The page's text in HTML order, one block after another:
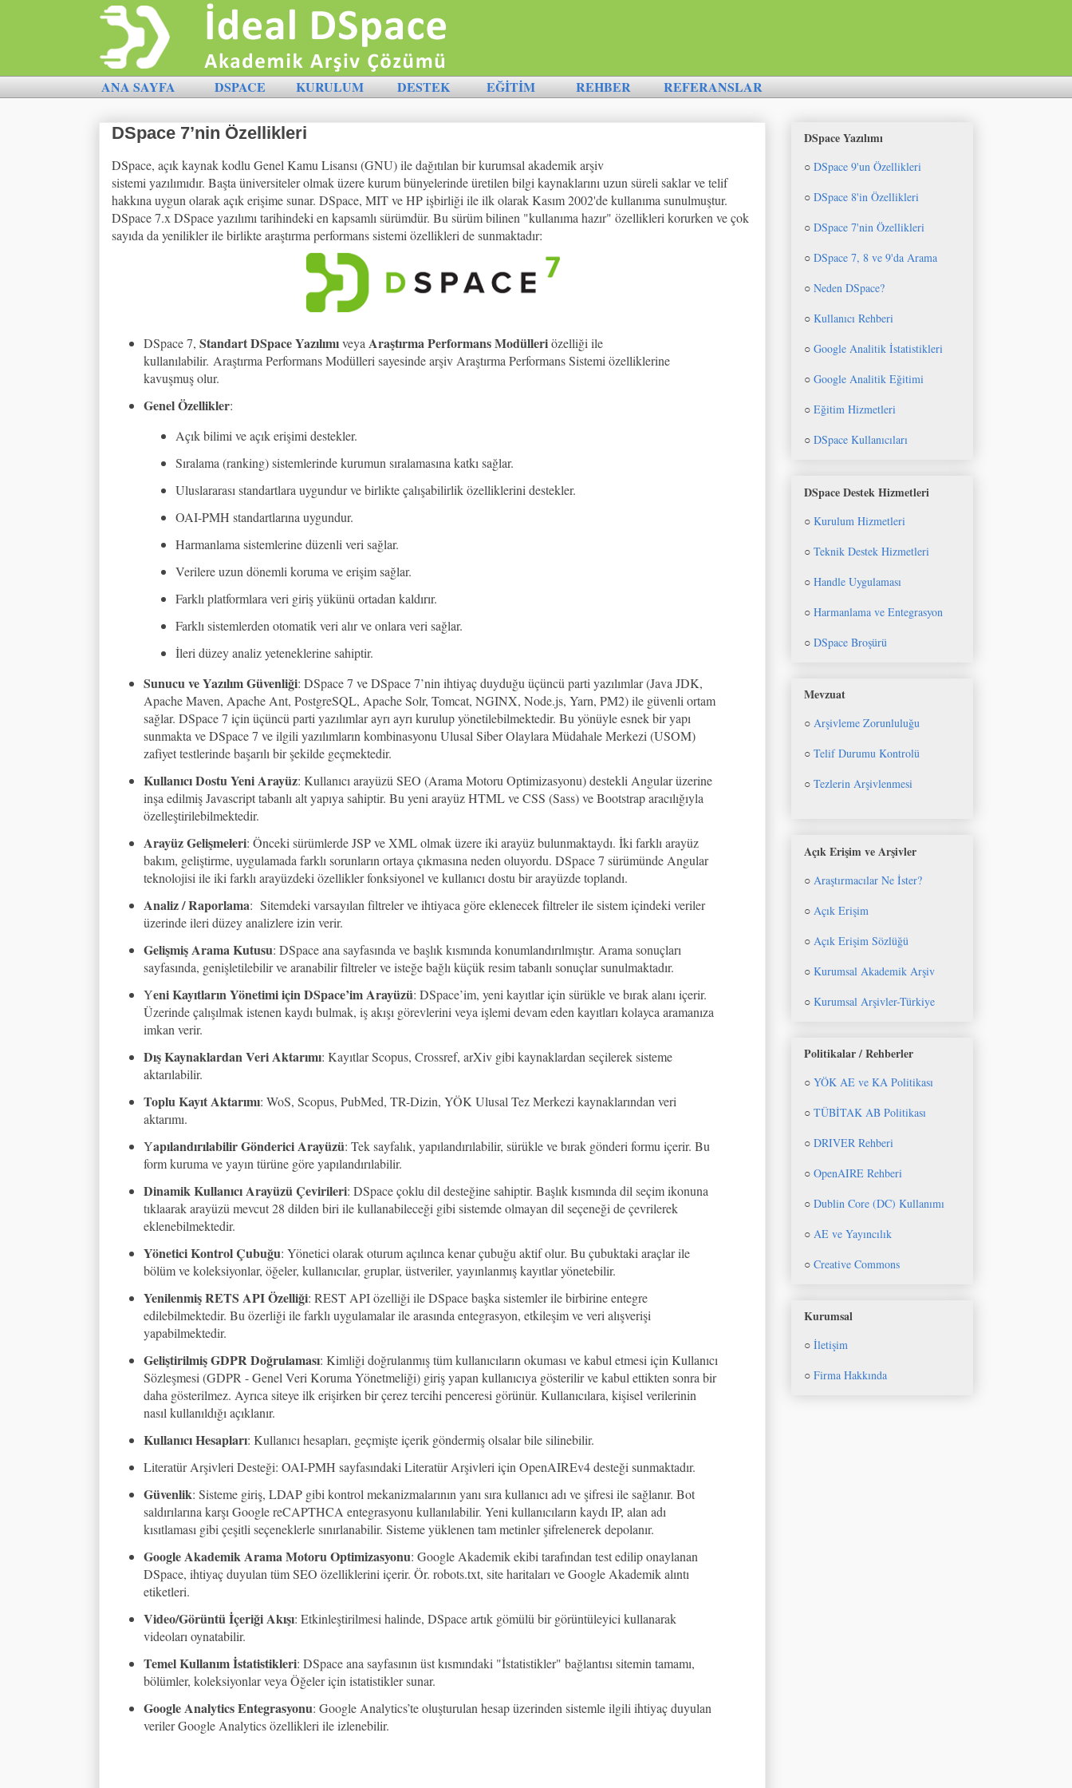
ANA SAYFA DSPACE KURULUM DESTEK EĞİTİM REHBER REFERANSLAR
DSpace 7’nin Özellikleri
DSpace, açık kaynak kodlu Genel Kamu Lisansı (GNU) ile dağıtılan bir kurumsal akademik arşiv
sistemi yazılımıdır. Başta üniversiteler olmak üzere kurum bünyelerinde üretilen bilgi kaynaklarını uzun süreli saklar ve telif
hakkına uygun olarak açık erişime sunar. DSpace, MIT ve HP işbirliği ile ilk olarak Kasım 2002'de kullanıma sunulmuştur.
DSpace 7.x DSpace yazılımı tarihindeki en kapsamlı sürümdür. Bu sürüm bilinen "kullanıma hazır" özellikleri korurken ve çok
sayıda da yenilikler ile birlikte araştırma performans sistemi özellikleri de sunmaktadır:
DSpace 7, Standart DSpace Yazılımıveya Araştırma Performans Modülleriözelliği ile
kullanılabilir. Araştırma Performans Modülleri sayesinde arşiv Araştırma Performans Sistemi özelliklerine
kavuşmuş olur.
Genel Özellikler:
Açık bilimi ve açık erişimi destekler.
Sıralama (ranking) sistemlerinde kurumun sıralamasına katkı sağlar.
Uluslararası standartlara uygundur ve birlikte çalışabilirlik özelliklerini destekler.
OAI-PMH standartlarına uygundur.
Harmanlama sistemlerine düzenli veri sağlar.
Verilere uzun dönemli koruma ve erişim sağlar.
Farklı platformlara veri giriş yükünü ortadan kaldırır.
Farklı sistemlerden otomatik veri alır ve onlara veri sağlar.
İleri düzey analiz yeteneklerine sahiptir.
Sunucu ve Yazılım Güvenliği: DSpace 7 ve DSpace 7’nin ihtiyaç duyduğu üçüncü parti yazılımlar (Java JDK,
Apache Maven, Apache Ant, PostgreSQL, Apache Solr, Tomcat, NGINX, Node.js, Yarn, PM2) ile güvenli ortam
sağlar. DSpace 7 için üçüncü parti yazılımlar ayrı ayrı kurulup yönetilebilmektedir. Bu yönüyle esnek bir yapı
sunmakta ve DSpace 7 ve ilgili yazılımların kombinasyonu Ulusal Siber Olaylara Müdahale Merkezi (USOM)
zafiyet testlerinde başarılı bir şekilde geçmektedir.
Kullanıcı Dostu Yeni Arayüz: Kullanıcı arayüzü SEO (Arama Motoru Optimizasyonu) destekli Angular üzerine
inşa edilmiş Javascript tabanlı alt yapıya sahiptir. Bu yeni arayüz HTML ve CSS (Sass) ve Bootstrap aracılığıyla
özelleştirilebilmektedir.
Arayüz Gelişmeleri: Önceki sürümlerde JSP ve XML olmak üzere iki arayüz bulunmaktaydı. İki farklı arayüz
bakım, geliştirme, uygulamada farklı sorunların ortaya çıkmasına neden oluyordu. DSpace 7 sürümünde Angular
teknolojisi ile iki farklı arayüzdeki özellikler fonksiyonel ve kullanıcı dostu bir arayüzde toplandı.
Analiz / Raporlama: Sitemdeki varsayılan filtreler ve ihtiyaca göre eklenecek filtreler ile sistem içindeki veriler
üzerinde ileri düzey analizlere izin verir.
Gelişmiş Arama Kutusu: DSpace ana sayfasında ve başlık kısmında konumlandırılmıştır. Arama sonuçları
sayfasında, genişletilebilir ve aranabilir filtreler ve isteğe bağlı küçük resim tabanlı sonuçlar sunulmaktadır.
Yeni Kayıtların Yönetimi için DSpace’im Arayüzü: DSpace’im, yeni kayıtlar için sürükle ve bırak alanı içerir.
Üzerinde çalışılmak istenen kaydı bulmak, iş akışı görevlerini veya işlemi devam eden kayıtları kolayca aramanıza
imkan verir.
Dış Kaynaklardan Veri Aktarımı: Kayıtlar Scopus, Crossref, arXiv gibi kaynaklardan seçilerek sisteme
aktarılabilir.
Toplu Kayıt Aktarımı: WoS, Scopus, PubMed, TR-Dizin, YÖK Ulusal Tez Merkezi kaynaklarından veri
aktarımı.
Yapılandırılabilir Gönderici Arayüzü: Tek sayfalık, yapılandırılabilir, sürükle ve bırak gönderi formu içerir. Bu
form kuruma ve yayın türüne göre yapılandırılabilir.
Dinamik Kullanıcı Arayüzü Çevirileri: DSpace çoklu dil desteğine sahiptir. Başlık kısmında dil seçim ikonuna
tıklaarak arayüzü mevcut 28 dilden biri ile kullanabileceği gibi sistemde olmayan dil seçeneği de çevrilerek
eklenebilmektedir.
Yönetici Kontrol Çubuğu: Yönetici olarak oturum açılınca kenar çubuğu aktif olur. Bu çubuktaki araçlar ile
bölüm ve koleksiyonlar, öğeler, kullanıcılar, gruplar, üstveriler, yayınlanmış kayıtlar yönetebilir.
Yenilenmiş RETS API Özelliği: REST API özelliği ile DSpace başka sistemler ile birbirine entegre
edilebilmektedir. Bu özerliği ile farklı uygulamalar ile arasında entegrasyon, etkileşim ve veri alışverişi
yapabilmektedir.
Geliştirilmiş GDPR Doğrulaması: Kimliği doğrulanmış tüm kullanıcıların okuması ve kabul etmesi için Kullanıcı
Sözleşmesi (GDPR - Genel Veri Koruma Yönetmeliği) giriş yapan kullanıcıya gösterilir ve kabul ettikten sonra bir
daha gösterilmez. Ayrıca siteye ilk erişirken bir çerez tercihi penceresi görünür. Kullanıcılara, kişisel verilerinin
nasıl kullanıldığı açıklanır.
Kullanıcı Hesapları: Kullanıcı hesapları, geçmişte içerik göndermiş olsalar bile silinebilir.
Literatür Arşivleri Desteği: OAI-PMH sayfasındaki Literatür Arşivleri için OpenAIREv4 desteği sunmaktadır.
Güvenlik: Sisteme giriş, LDAP gibi kontrol mekanizmalarının yanı sıra kullanıcı adı ve şifresi ile sağlanır. Bot
saldırılarına karşı Google reCAPTHCA entegrasyonu kullanılabilir. Yeni kullanıcıların kaydı IP, alan adı
kısıtlaması gibi çeşitli seçeneklerle sınırlanabilir. Sisteme yüklenen tam metinler şifrelenerek depolanır.
Google Akademik Arama Motoru Optimizasyonu: Google Akademik ekibi tarafından test edilip onaylanan
DSpace, ihtiyaç duyulan tüm SEO özelliklerini içerir. Ör. robots.txt, site haritaları ve Google Akademik alıntı
etiketleri.
Video/Görüntü İçeriği Akışı: Etkinleştirilmesi halinde, DSpace artık gömülü bir görüntüleyici kullanarak
videoları oynatabilir.
Temel Kullanım İstatistikleri: DSpace ana sayfasının üst kısmındaki "İstatistikler" bağlantısı sitemin tamamı,
bölümler, koleksiyonlar veya Öğeler için istatistikler sunar.
Google Analytics Entegrasyonu: Google Analytics’te oluşturulan hesap üzerinden sistemle ilgili ihtiyaç duyulan
veriler Google Analytics özellikleri ile izlenebilir.
DSpace Yazılımı
○ DSpace 9'un Özellikleri
○ DSpace 8'in Özellikleri
○ DSpace 7'nin Özellikleri
○ DSpace 7, 8 ve 9'da Arama
○ Neden DSpace?
○ Kullanıcı Rehberi
○ Google Analitik İstatistikleri
○ Google Analitik Eğitimi
○ Eğitim Hizmetleri
○ DSpace Kullanıcıları
DSpace Destek Hizmetleri
○ Kurulum Hizmetleri
○ Teknik Destek Hizmetleri
○ Handle Uygulaması
○ Harmanlama ve Entegrasyon
○ DSpace Broşürü
Mevzuat
○ Arşivleme Zorunluluğu
○ Telif Durumu Kontrolü
○ Tezlerin Arşivlenmesi
Açık Erişim ve Arşivler
○ Araştırmacılar Ne İster?
○ Açık Erişim
○ Açık Erişim Sözlüğü
○ Kurumsal Akademik Arşiv
○ Kurumsal Arşivler-Türkiye
Politikalar / Rehberler
○ YÖK AE ve KA Politikası
○ TÜBİTAK AB Politikası
○ DRIVER Rehberi
○ OpenAIRE Rehberi
○ Dublin Core (DC) Kullanımı
○ AE ve Yayıncılık
○ Creative Commons
Kurumsal
○ İletişim
○ Firma Hakkında